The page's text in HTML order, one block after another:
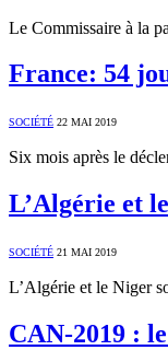
Le Commissaire à la
France: 54
SOCIÉTÉ 22 MAI 2019
Six mois après le
L’Algérie et
SOCIÉTÉ 21 MAI 2019
L’Algérie et le Niger
CAN-2019 :